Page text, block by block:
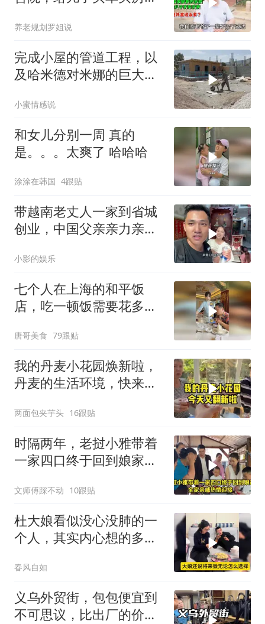
养老规划罗姐说
完成小屋的管道工程，以
及哈米德对米娜的巨大帮
小蜜情感说
和女儿分别一周 真的
是。。。太爽了 哈哈哈
涂涂在韩国 4跟贴
带越南老丈人一家到省城
创业，中国父亲亲力亲
小影的娱乐
七个人在上海的和平饭
店，吃一顿饭需要花多少
唐哥美食 79跟贴
我的丹麦小花园焕新啦，
丹麦的生活环境，快来打
两面包夹芋头 16跟贴
时隔两年，老挝小雅带着
一家四口终于回到娘家，
文师傅踩不动 10跟贴
杜大娘看似没心没肺的一
个人，其实内心想的多，
春风自如
义乌外贸街，包包便宜到
不可思议，比出厂的价格